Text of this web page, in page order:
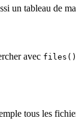
un tableau de
avec files()
tous les